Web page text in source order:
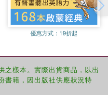
demand, wastewater, and
and economic
and services. Political
are addressed and
focusing on governance
address critically
to water, water safety,
優惠方式： 19折起
之樣本。實際出貨商品，以出
書籍，因出版社供應狀況特